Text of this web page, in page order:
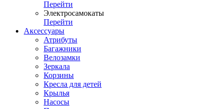
Перейти
Электросамокаты
Перейти
Аксессуары
Атрибуты
Багажники
Велозамки
Зеркала
Корзины
Кресла для детей
Крылья
Насосы